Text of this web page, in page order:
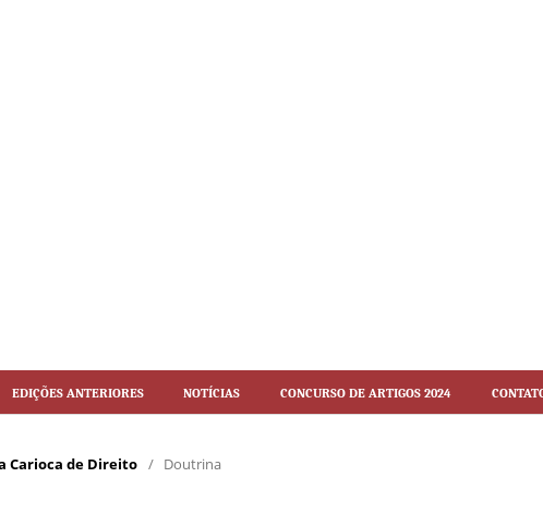
Edições Anteriores Notícias Concurso de artigos 2024
Carioca de Direito / Doutrina